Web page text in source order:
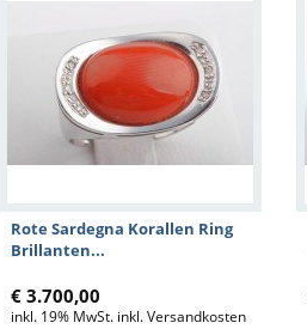
Rote Sardegna Korallen Ring
Brillanten...
€ 3.700,00
inkl. 19% MwSt. inkl. Versandkosten